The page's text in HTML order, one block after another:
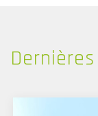
Dernières